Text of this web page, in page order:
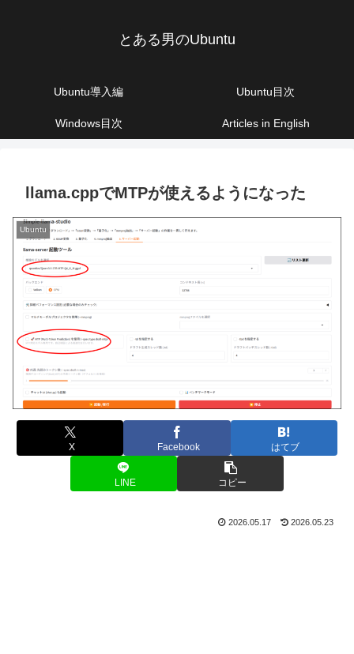
とある男のUbuntu
Ubuntu導入編 Ubuntu目次
Windows目次 Articles in English
llama.cppでMTPが使えるようになった
Ubuntu
X Facebook はてブ
LINE コピー
2026.05.17 2026.05.23